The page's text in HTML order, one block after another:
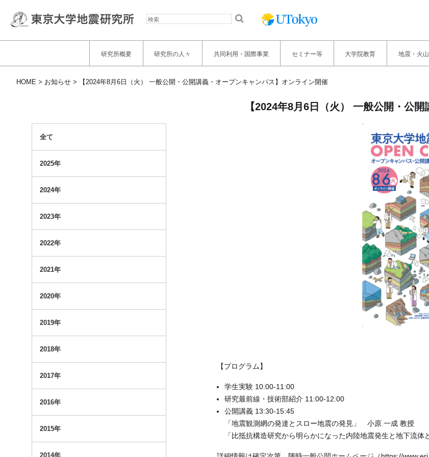
研究所概要 研究所の人々 共同利用・国際事業 セミナー等 大学院教育 地震・火
HOME お知らせ 【2024年8月6日（火） 一般公開・公開講義・オープンキャンパス】オンライン開催
全て
2025年
2024年
2023年
2022年
2021年
2020年
2019年
2018年
2017年
2016年
2015年
2014年
【2024年8月6日（火） 一般公開・公
【プログラム】
学生実験 10:00-11:00
研究最前線・技術部紹介 11:00-12:00
公開講義 13:30-15:45
「地震観測網の発達とスロー地震の発見」 小原 一成 教授
「比抵抗構造研究から明らかになった内陸地震発生と地下流